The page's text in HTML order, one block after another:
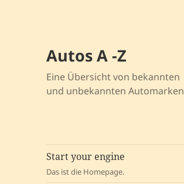
Autos A -Z
Eine Übersicht von bekannten
und unbekannten Automarken
Start your engine
Das ist die Homepage.